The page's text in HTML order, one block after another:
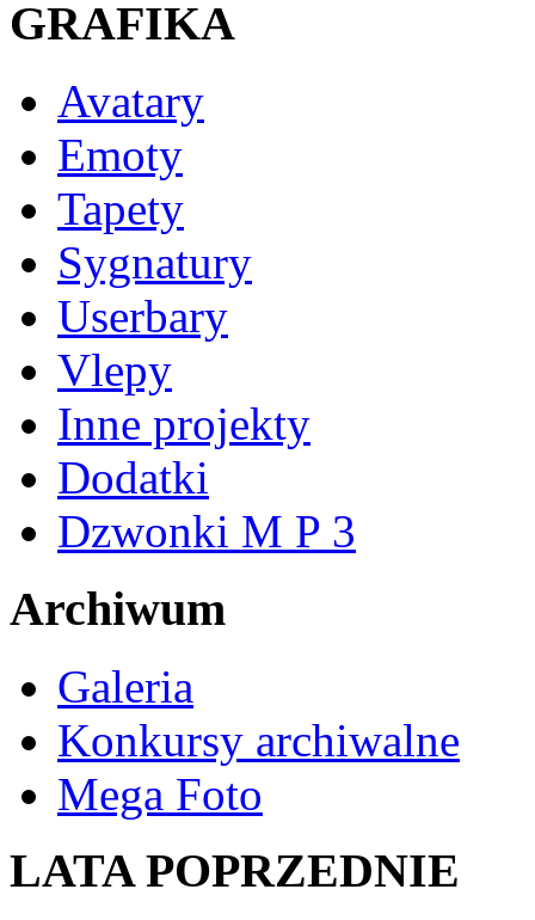
GRAFIKA
Avatary
Emoty
Tapety
Sygnatury
Userbary
Vlepy
Inne projekty
Dodatki
Dzwonki M P 3
Archiwum
Galeria
Konkursy archiwalne
Mega Foto
LATA POPRZEDNIE